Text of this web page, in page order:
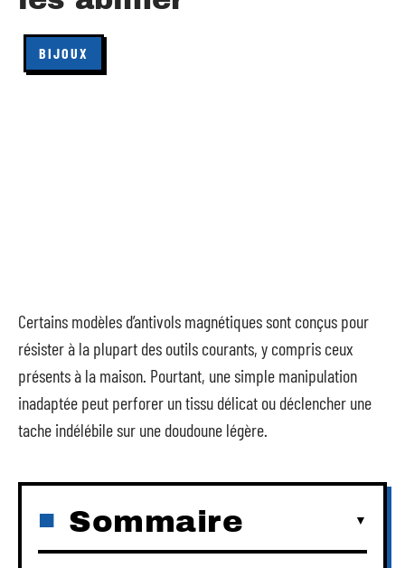
BIJOUX
Certains modèles d’antivols magnétiques sont conçus pour
résister à la plupart des outils courants, y compris ceux
présents à la maison. Pourtant, une simple manipulation
inadaptée peut perforer un tissu délicat ou déclencher une
tache indélébile sur une doudoune légère.
Sommaire